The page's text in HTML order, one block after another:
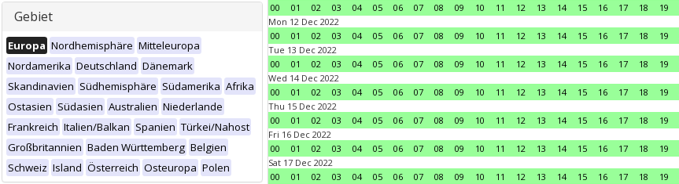
Gebiet
Europa Nordhemisphäre Mitteleuropa
Nordamerika Deutschland Dänemark
Skandinavien Südhemisphäre Südamerika Afrika
Ostasien Südasien Australien Niederlande
Frankreich Italien/Balkan Spanien Türkei/Nahost
Großbritannien Baden Württemberg Belgien
Schweiz Island Österreich Osteuropa Polen
00
01 02 03 04 05 06 07 08 09 10 11 12 13 14 15 16 17 18 19
Mon 12 Dec 2022
00
01 02 03 04 05 06 07 08 09 10 11 12 13 14 15 16 17 18 19
Tue 13 Dec 2022
00
01 02 03 04 05 06 07 08 09 10 11 12 13 14 15 16 17 18 19
Wed 14 Dec 2022
00
01 02 03 04 05 06 07 08 09 10 11 12 13 14 15 16 17 18 19
Thu 15 Dec 2022
00
01 02 03 04 05 06 07 08 09 10 11 12 13 14 15 16 17 18 19
Fri 16 Dec 2022
00
01 02 03 04 05 06 07 08 09 10 11 12 13 14 15 16 17 18 19
Sat 17 Dec 2022
00
01 02 03 04 05 06 07 08 09 10 11 12 13 14 15 16 17 18 19